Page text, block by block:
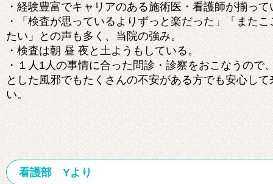
・経験豊富でキャリアのある施術医・看護師が揃って
・「検査が思っているよりずっと楽だった」「またこ
たい」との声も多く、当院の強み。
・検査は朝 昼 夜と土ようもしている。
・１人1人の事情に合った問診・診察をおこなうので
とした風邪でもたくさんの不安がある方でも安心して
い。
看護部 Yより